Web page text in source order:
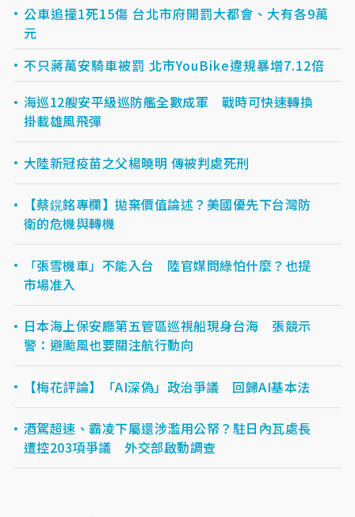
公車追撞1死15傷 台北市府開罰大都會、大有各9萬
元
不只蔣萬安騎車被罰 北市YouBike違規暴增7.12倍
海巡12艘安平級巡防艦全數成軍 戰時可快速轉換
掛載雄風飛彈
大陸新冠疫苗之父楊曉明 傳被判處死刑
【蔡鎤銘專欄】拋棄價值論述？美國優先下台灣防
衛的危機與轉機
「張雪機車」不能入台 陸官媒問綠怕什麼？也提
市場准入
日本海上保安廳第五管區巡視船現身台海 張競示
警：避颱風也要關注航行動向
【梅花評論】「AI深偽」政治爭議 回歸AI基本法
酒駕超速、霸凌下屬還涉濫用公帑？駐日內瓦處長
遭控203項爭議 外交部啟動調查